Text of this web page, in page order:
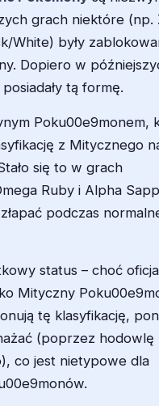
grach niektóre (np.
White) były
Dopiero w
tą formę.
Poku00e9monem,
z Mitycznego
się to w grach
Ruby i Alpha
podczas
status – choć
Mityczny
tę klasyfikację,
(poprzez hodowlę
co jest nietypowe dla